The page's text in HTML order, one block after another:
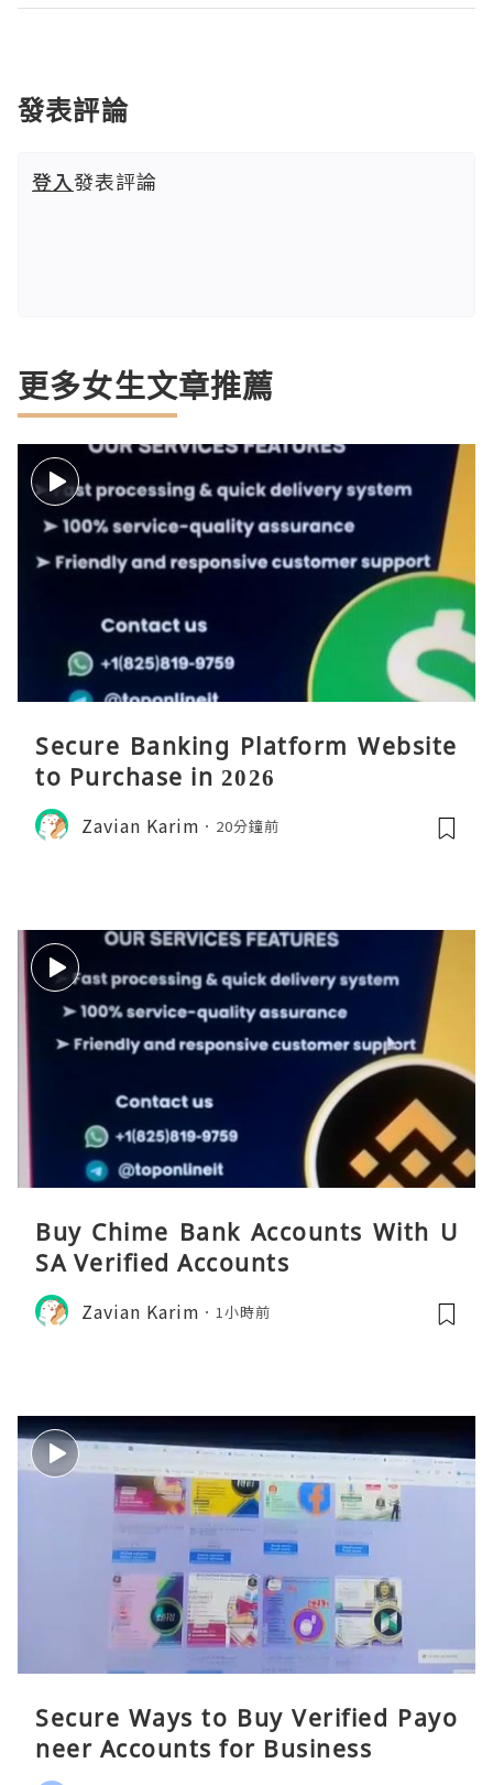
發表評論
登入發表評論
更多女生文章推薦
Secure Banking Platform Website
to Purchase in 2026
Zavian Karim 20分鐘前
Buy Chime Bank Accounts With U
SA Verified Accounts
Zavian Karim 1小時前
Secure Ways to Buy Verified Payo
neer Accounts for Business